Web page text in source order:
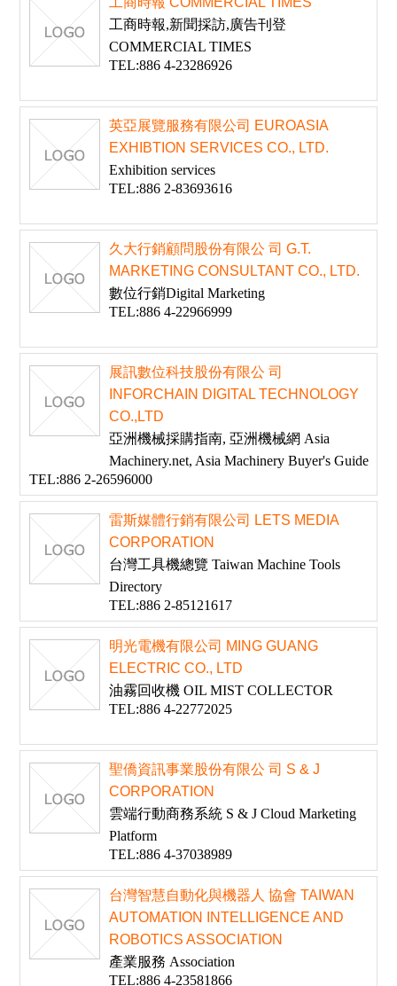
工商時報,新聞採訪,廣告刊登
COMMERCIAL TIMES
TEL:886 4-23286926
英亞展覽服務有限公司 EUROASIA
EXHIBTION SERVICES CO., LTD.
Exhibition services
TEL:886 2-83693616
久大行銷顧問股份有限公 司 G.T.
MARKETING CONSULTANT CO., LTD.
數位行銷Digital Marketing
TEL:886 4-22966999
展訊數位科技股份有限公 司
INFORCHAIN DIGITAL TECHNOLOGY
CO.,LTD
亞洲機械採購指南, 亞洲機械網 Asia
Machinery.net, Asia Machinery Buyer's Guide
TEL:886 2-26596000
雷斯媒體行銷有限公司 LETS MEDIA
CORPORATION
台灣工具機總覽 Taiwan Machine Tools
Directory
TEL:886 2-85121617
明光電機有限公司 MING GUANG
ELECTRIC CO., LTD
油霧回收機 OIL MIST COLLECTOR
TEL:886 4-22772025
聖僑資訊事業股份有限公 司 S & J
CORPORATION
雲端行動商務系統 S & J Cloud Marketing
Platform
TEL:886 4-37038989
台灣智慧自動化與機器人 協會 TAIWAN
AUTOMATION INTELLIGENCE AND
ROBOTICS ASSOCIATION
產業服務 Association
TEL:886 4-23581866